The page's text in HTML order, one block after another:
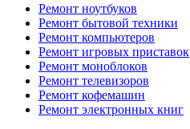
Ремонт ноутбуков
Ремонт бытовой техники
Ремонт компьютеров
Ремонт игровых приставок
Ремонт моноблоков
Ремонт телевизоров
Ремонт кофемашин
Ремонт электронных книг